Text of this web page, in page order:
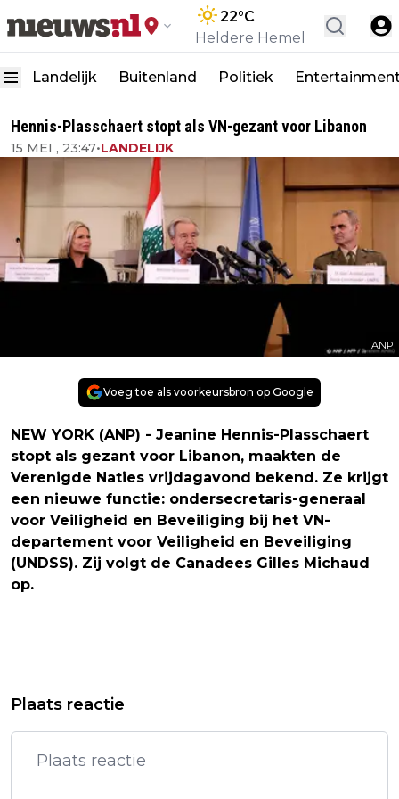
22°C
Heldere Hemel
Landelijk Buitenland Politiek
Hennis-Plasschaert stopt als VN-gezant voor Libanon
15 MEI , 23:47•LANDELIJK
ANP
Voeg toe als voorkeursbron op Google
NEW YORK (ANP) - Jeanine Hennis-Plasschaert
stopt als gezant voor Libanon, maakten de
Verenigde Naties vrijdagavond bekend. Ze krijgt
een nieuwe functie: ondersecretaris-generaal
voor Veiligheid en Beveiliging bij het VN-
departement voor Veiligheid en Beveiliging
(UNDSS). Zij volgt de Canadees Gilles Michaud
op.
ASTON VILLA NAAR VIJFDE PLAATS
SINNER EN MEDVEDEV MAKEN HALVE
FINALE VANWEGE REGEN ZATERDAG
AF
Plaats reactie